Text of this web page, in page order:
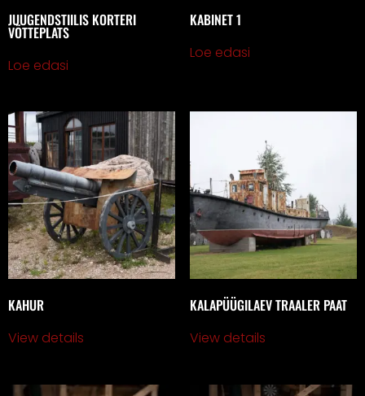
JUUGENDSTIILIS KORTERI
VÕTTEPLATS
Loe edasi
KABINET 1
Loe edasi
KAHUR
View details
KALAPÜÜGILAEV TRAALER PAAT
View details